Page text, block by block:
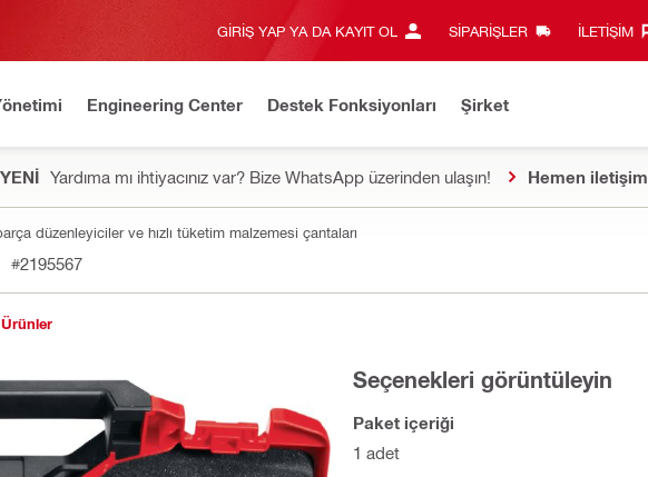
GIRIŞ YAP YA DA KAYIT OL SIPARIŞLER İLETIŞIM‎
Engineering Center Destek Fonksiyonları Şirket
YENİ Yardıma mı ihtiyacınız var? Bize WhatsApp üzerinden ulaşın! Hemen
düzenleyiciler ve hızlı tüketim malzemesi çantaları
#2195567
Seçenekleri görüntüleyin
Paket içeriği
1 adet